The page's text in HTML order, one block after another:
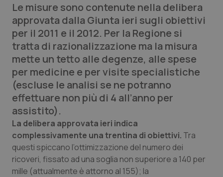
Scienza e Farmaci
Studi e Analisi
Lettere al direttore
Edizioni Regionali
QS Pro
Professionisti Sanitari.AI
Abruzzo
QS Pro Gold
Le misure sono contenute nella delibera
approvata dalla Giunta ieri sugli obiettivi
per il 2011 e il 2012. Per la Regione si
tratta di razionalizzazione ma la misura
mette un tetto alle degenze, alle spese
per medicine e per visite specialistiche
(escluse le analisi se ne potranno
effettuare non più di 4 all’anno per
assistito).
La delibera approvata ieri indica
complessivamente una trentina di obiettivi. Tra
questi spiccano l’ottimizzazione del numero dei
ricoveri, fissato ad una soglia non superiore a 140 per
mille (attualmente è attorno al 155); la